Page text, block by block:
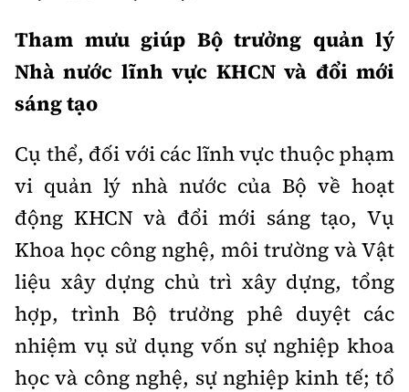
Tham mưu giúp Bộ trưởng quản lý
Nhà nước lĩnh vực KHCN và đổi mới
sáng tạo
Cụ thể, đối với các lĩnh vực thuộc phạm
vi quản lý nhà nước của Bộ về hoạt
động KHCN và đổi mới sáng tạo, Vụ
Khoa học công nghệ, môi trường và Vật
liệu xây dựng chủ trì xây dựng, tổng
hợp, trình Bộ trưởng phê duyệt các
nhiệm vụ sử dụng vốn sự nghiệp khoa
học và công nghệ, sự nghiệp kinh tế; tổ